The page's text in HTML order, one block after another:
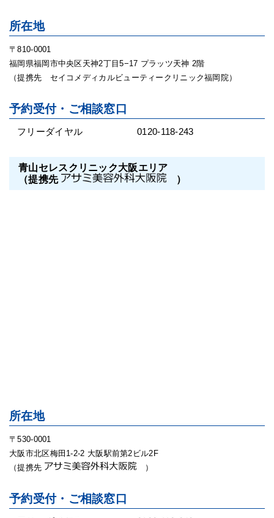
所在地
〒810-0001
福岡県福岡市中央区天神2丁目5−17 プラッツ天神 2階
（提携先 セイコメディカルビューティークリニック福岡院）
予約受付・ご相談窓口
フリーダイヤル 0120-118-243
青山セレスクリニック大阪エリア
（提携先
）
所在地
〒530-0001
大阪市北区梅田1-2-2 大阪駅前第2ビル2F
（提携先
）
予約受付・ご相談窓口